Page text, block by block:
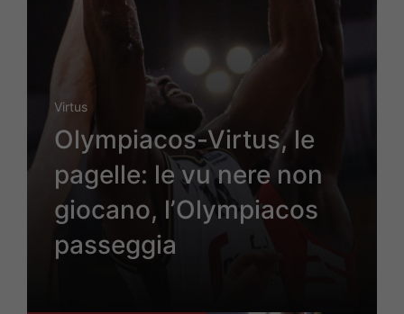
Virtus
Olympiacos-Virtus, le
pagelle: le vu nere non
giocano, l’Olympiacos
passeggia